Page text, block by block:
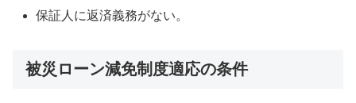
保証人に返済義務がない。
被災ローン減免制度適応の条件